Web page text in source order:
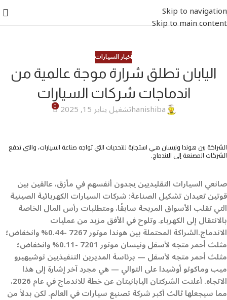
Skip to navigation
Skip to main content
أخبار السيارات
اليابان تطلق شرارة موجة عالمية من
اندماجات شركات السيارات
hanishibaتشغيل يناير 15, 2025 0
الشراكة بين هوندا ونيسان هي استجابة للتحديات التي تواجه صناعة السيارات، والتي تدفع
الشركات المصنعة إلى الاندماج.
صانعي السيارات التقليديين يجدون أنفسهم في مأزق، عالقين بين
قوتين تعيدان تشكيل الصناعة: شركات السيارات الكهربائية الصينية
التي تقلب الأسواق المربحة سابقًا، ومتطلبات رأس المال الخاصة
بالانتقال إلى الكهرباء. وتلوح في الأفق مزيد من عمليات
الاندماج.الشراكة المحتملة بين هوندا موتور 7267 -0.44% وانخفاض؛
مثلث أحمر متجه لأسفل ونيسان موتور 7201 -0.11% وانخفاض؛
مثلث أحمر متجه لأسفل — برئاسة المديرين التنفيذيين توشيهيرو
ميب وماكوتو أوشيدا على التوالي — هي مجرد آخر إشارة إلى هذا
الاتجاه. أعلنت الشركتان اليابانيتان عن خطة للاندماج في عام 2026،
مما سيجعلها ثالث أكبر شركة تصنيع سيارات في العالم. لكن بدلاً من